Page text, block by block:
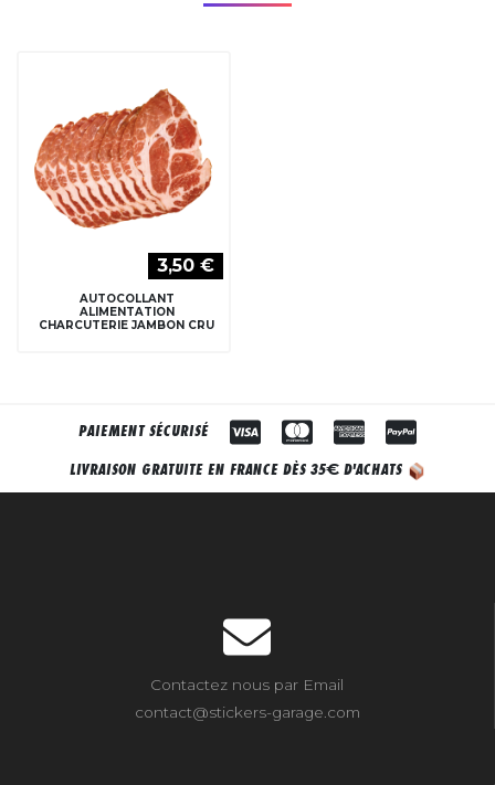
3,50 €
AUTOCOLLANT
ALIMENTATION
CHARCUTERIE JAMBON CRU
PAIEMENT SÉCURISÉ
LIVRAISON GRATUITE EN FRANCE DÈS 35€ D'ACHATS
Contactez nous par Email
contact@stickers-garage.com